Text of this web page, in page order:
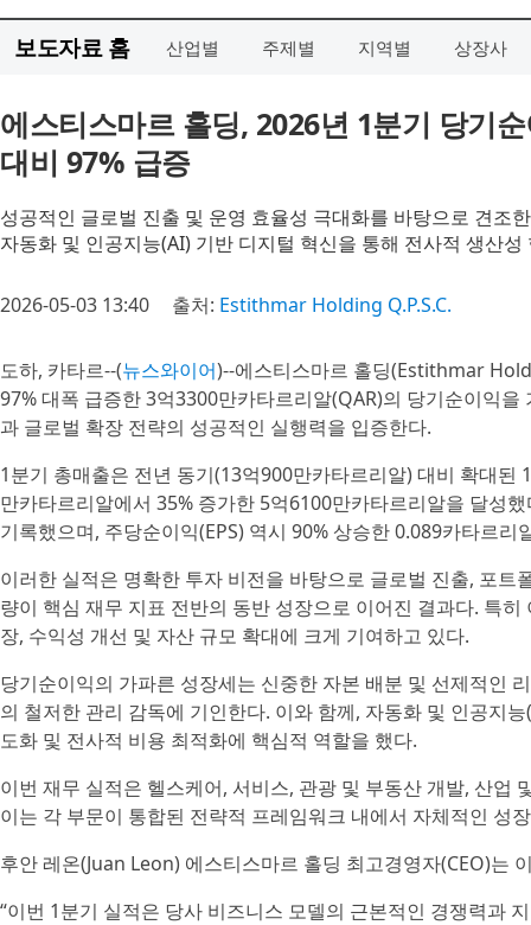
보도자료 홈 산업별 주제별 지역별 상장사
에스티스마르 홀딩, 2026년 1분기 당기
대비 97% 급증
성공적인 글로벌 진출 및 운영 효율성 극대화를 바탕으로 견조
자동화 및 인공지능(AI) 기반 디지털 혁신을 통해 전사적 생산
2026-05-03 13:40 출처: Estithmar Holding Q.P.S.C.
도하, 카타르--(뉴스와이어)--에스티스마르 홀딩(Estithmar
97% 대폭 급증한 3억3300만카타르리알(QAR)의 당기순이익
과 글로벌 확장 전략의 성공적인 실행력을 입증한다.
1분기 총매출은 전년 동기(13억900만카타르리알) 대비 확대
만카타르리알에서 35% 증가한 5억6100만카타르리알을 달성
기록했으며, 주당순이익(EPS) 역시 90% 상승한 0.089카타르리
이러한 실적은 명확한 투자 비전을 바탕으로 글로벌 진출, 포
량이 핵심 재무 지표 전반의 동반 성장으로 이어진 결과다. 특
장, 수익성 개선 및 자산 규모 확대에 크게 기여하고 있다.
당기순이익의 가파른 성장세는 신중한 자본 배분 및 선제적인
의 철저한 관리 감독에 기인한다. 이와 함께, 자동화 및 인공지
도화 및 전사적 비용 최적화에 핵심적 역할을 했다.
이번 재무 실적은 헬스케어, 서비스, 관광 및 부동산 개발, 산업
이는 각 부문이 통합된 전략적 프레임워크 내에서 자체적인 성
후안 레온(Juan Leon) 에스티스마르 홀딩 최고경영자(CEO)는
“이번 1분기 실적은 당사 비즈니스 모델의 근본적인 경쟁력과